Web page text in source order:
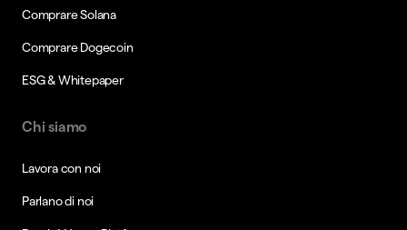
Comprare Solana
Comprare Dogecoin
ESG & Whitepaper
Chi siamo
Lavora con noi
Parlano di noi